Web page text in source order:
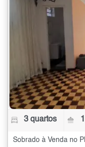
3 quartos
Sobrado à Venda no